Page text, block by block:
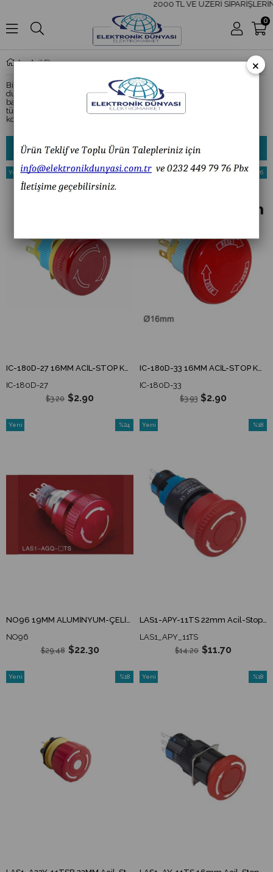
2000 TL VE ÜZERİ
0
Acil Stop
Bir sistemde mekanik veya elektriksel devrenin çalışmasının
durdurulması için kullanılan acil stop, kontrol devresine seri olarak
bağlanır. Butona basıldığında sistem durur. Acil stop, sistemde oluşan
tüm potansiyel tehlikelerden operatörü ve makineyi ciddi anlamda
korur.
Filtreleme
Sıralama
IC-180D-27
$2.90
$3.20
%9
Yeni
Ürün
IC-180D-33
$2.90
$3.93
%26
Yeni
NO96 19MM ALÜMİNYUM-ÇELİK ACİL-STOP IP65
NO96
$22.30
$29.48
%24
Yeni
LAS1-APY-11TS 22mm Acil-Stop Buton Bas-Çevir 1NO/1NC
LAS1_APY_11TS
$11.70
$14.20
%18
Yeni
%18
Yeni
%18
Yeni
×